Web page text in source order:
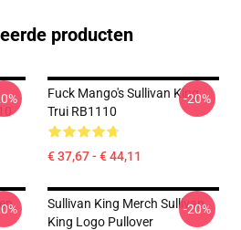
producten
Fuck Mango's Sullivan King
Trui RB1110
€ 37,67 - € 44,11
-20%
Sullivan King Merch Sullivan
King Logo Pullover
-20%